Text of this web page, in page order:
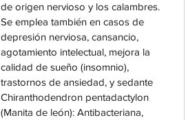
de origen nervioso y los calambres.
Se emplea también en casos de
depresión nerviosa, cansancio,
agotamiento intelectual, mejora la
calidad de sueño (insomnio),
trastornos de ansiedad, y sedante
Chiranthodendron pentadactylon
(Manita de león): Antibacteriana,